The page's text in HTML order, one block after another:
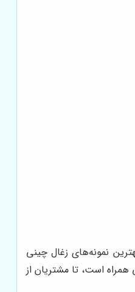
نمونه‌های زغال چینی
است، تا مشتریان از